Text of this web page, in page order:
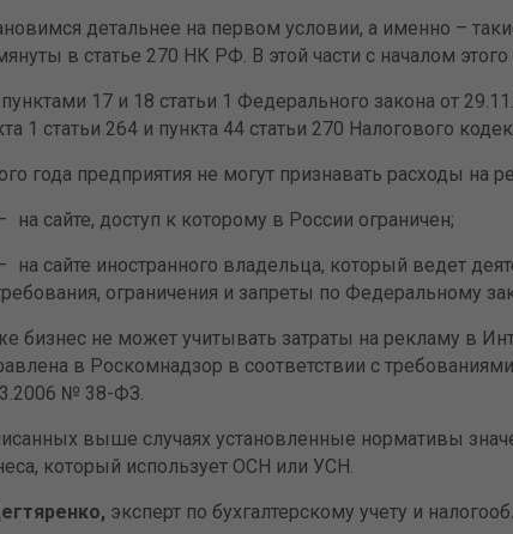
детальнее на первом условии, а именно –
в статье 270 НК РФ. В этой части с началом
пунктами 17 и 18 статьи 1 Федерального закона от
1 статьи 264 и пункта 44 статьи 270 Налогового
года предприятия не могут признавать расходы на
на сайте, доступ к которому в России ограничен;
на сайте иностранного владельца, который ведет
ограничения и запреты по Федеральному
бизнес не может учитывать затраты на рекламу в
в Роскомнадзор в соответствии с
№ 38-ФЗ.
выше случаях установленные нормативы
который использует ОСН или УСН.
эксперт по бухгалтерскому учету и